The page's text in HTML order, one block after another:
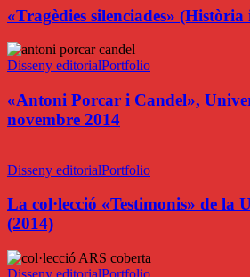
i
Memòria
núm.
4)
«Tragèdies silenciades»
«Antoni
Porcar
Candel»,
Universitat
Jaume
2014
Disseny editorialPortfolio
«Antoni Porcar i Candel»,
novembre 2014
col·lecció
de
la
Universitat
Jaume
I
Disseny editorialPortfolio
La col·lecció «Testimonis» de la
(2014)
«Del
humor